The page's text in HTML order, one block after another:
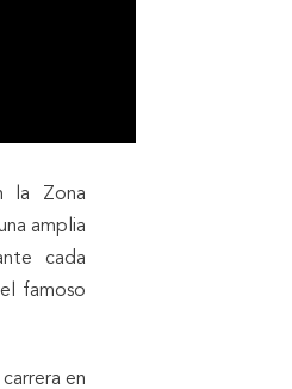
la Zona
amplia
cada
famoso
en